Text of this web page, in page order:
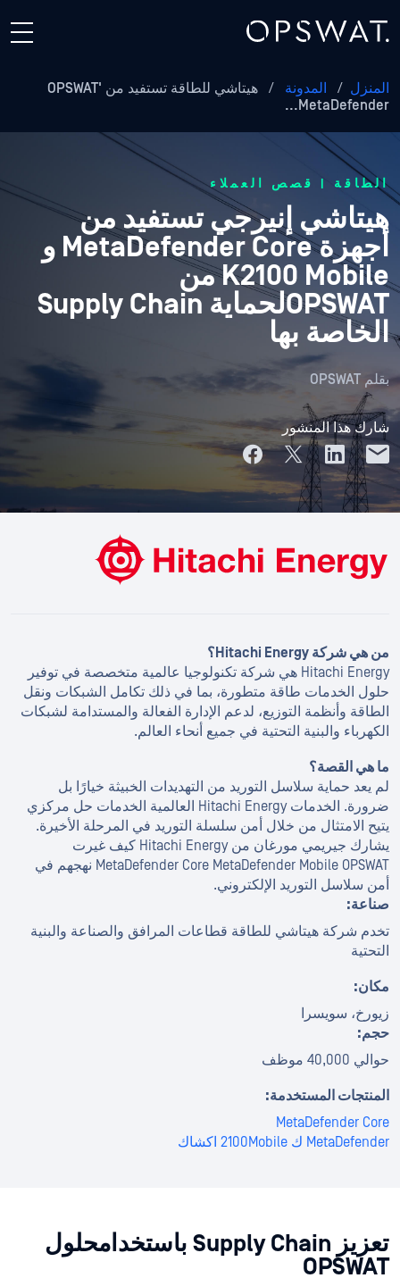
المنزل / المدونة /
هيتاشي للطاقة تستفيد من OPSWAT'
MetaDefender...
الطاقة | قصص العملاء
هيتاشي إنيرجي تستفيد من
أجهزة MetaDefender Core و
K2100 Mobile من
OPSWATلحماية Supply Chain
الخاصة بها
بقلم OPSWAT
شارك هذا المنشور
من هي شركة Hitachi Energy؟
Hitachi Energy هي شركة تكنولوجيا عالمية متخصصة في توفير
حلول الخدمات طاقة متطورة، بما في ذلك تكامل الشبكات ونقل
الطاقة وأنظمة التوزيع، لدعم الإدارة الفعالة والمستدامة لشبكات
الكهرباء والبنية التحتية في جميع أنحاء العالم.
ما هي القصة؟
لم يعد حماية سلاسل التوريد من التهديدات الخبيثة خيارًا بل
ضرورة. الخدمات Hitachi Energy العالمية الخدمات حل مركزي
يتيح الامتثال من خلال أمن سلسلة التوريد في المرحلة الأخيرة.
يشارك جيريمي مورغان من Hitachi Energy كيف غيرت
MetaDefender Core MetaDefender Mobile OPSWAT نهجهم في
أمن سلاسل التوريد الإلكتروني.
صناعة:
تخدم شركة هيتاشي للطاقة قطاعات المرافق والصناعة والبنية
التحتية
مكان:
زيورخ، سويسرا
حجم:
حوالي 40,000 موظف
المنتجات المستخدمة:
MetaDefender Core
MetaDefender ك 2100Mobile اكشاك
تعزيز Supply Chain باستخدامحلول
OPSWAT